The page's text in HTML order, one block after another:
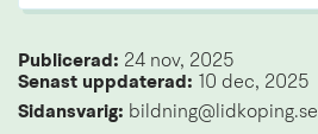
Publicerad: 24 nov, 2025
Senast uppdaterad:
10 dec, 2025
Sidansvarig: bildning@lidkoping.se